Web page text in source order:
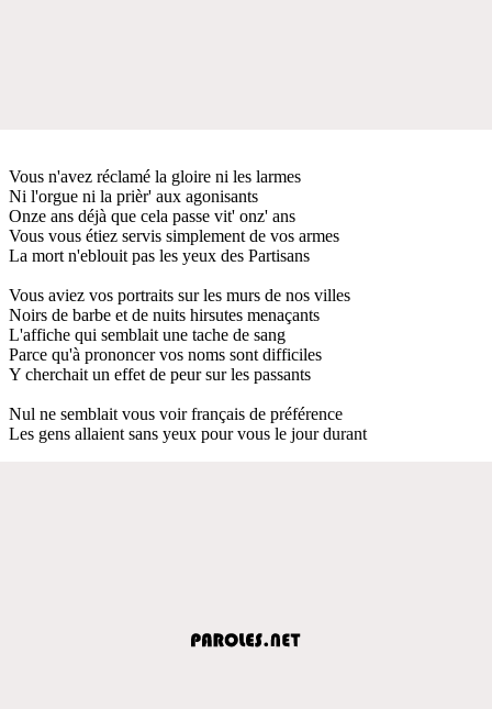
Vous n'avez réclamé la gloire ni les larmes
Ni l'orgue ni la prièr' aux agonisants
Onze ans déjà que cela passe vit' onz' ans
Vous vous étiez servis simplement de vos armes
La mort n'eblouit pas les yeux des Partisans
Vous aviez vos portraits sur les murs de nos villes
Noirs de barbe et de nuits hirsutes menaçants
L'affiche qui semblait une tache de sang
Parce qu'à prononcer vos noms sont difficiles
Y cherchait un effet de peur sur les passants
Nul ne semblait vous voir français de préférence
Les gens allaient sans yeux pour vous le jour durant